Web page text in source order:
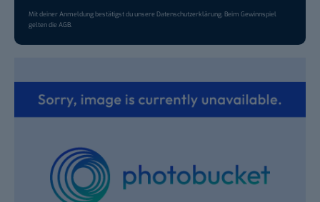
Mit deiner Anmeldung bestätigst du unsereDatenschutzerklärung. Beim Gewinnspiel
gelten dieAGB.